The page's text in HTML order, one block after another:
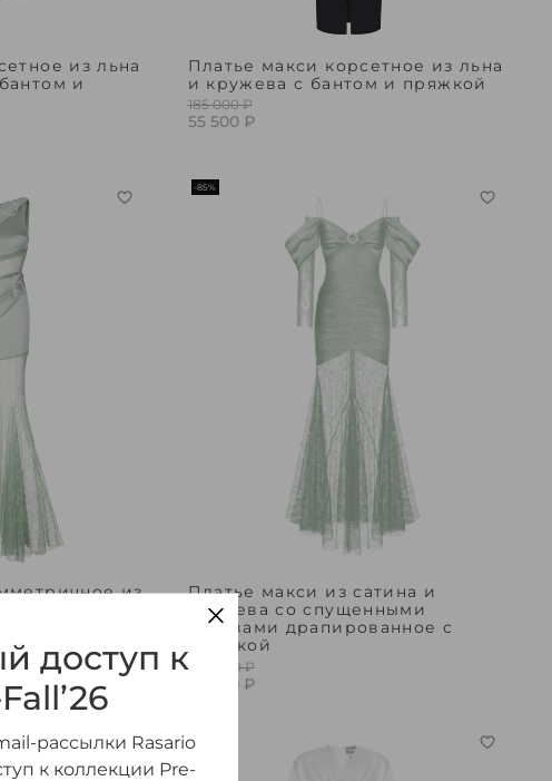
из льна
и
Платье макси корсетное из льна
и кружева с бантом и пряжкой
185 000 ₽
55 500 ₽
из
-85%
Платье макси из сатина и
кружева со спущенными
рукавами драпированное с
пряжкой
245 300 ₽
37 590 ₽
доступ к
рассылки Rasario
к коллекции Pre-